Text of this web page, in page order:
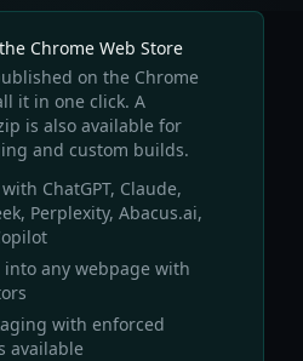
Chrome Web Store
on the Chrome
it in one click. A
is also available for
and custom builds.
ChatGPT, Claude,
Perplexity, Abacus.ai,
into any webpage with
with enforced
available